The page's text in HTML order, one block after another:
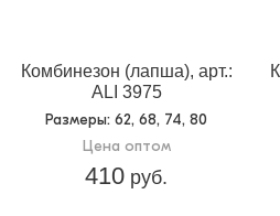
Комбинезон (лапша), арт.:
ALI 3975
Размеры: 62, 68, 74, 80
Цена оптом
410 руб.